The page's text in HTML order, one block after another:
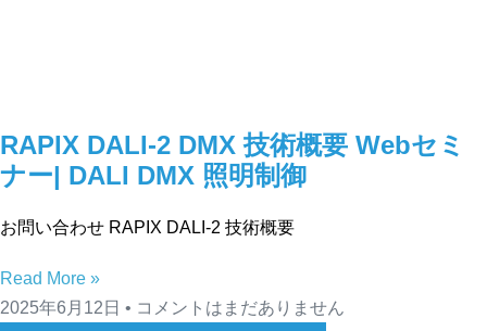
RAPIX DALI-2 DMX 技術概要 Webセミ
ナー| DALI DMX 照明制御
お問い合わせ RAPIX DALI-2 技術概要
Read More »
2025年6月12日
コメントはまだありません